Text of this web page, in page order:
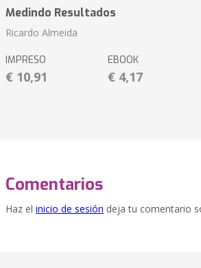
Medindo Resultados
Ricardo Almeida
IMPRESO
€ 10,91
EBOOK
€ 4,17
Comentarios
Haz el inicio de sesión deja tu comentario